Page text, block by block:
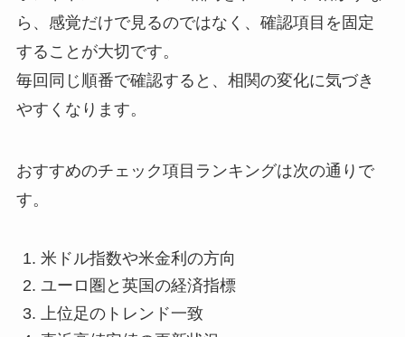
ら、感覚だけで見るのではなく、確認項目を固定
することが大切です。
毎回同じ順番で確認すると、相関の変化に気づき
やすくなります。
おすすめのチェック項目ランキングは次の通りで
す。
米ドル指数や米金利の方向
ユーロ圏と英国の経済指標
上位足のトレンド一致